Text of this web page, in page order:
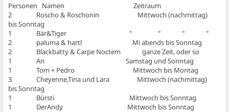
Personen Namen Zeitraum
2 Roscho & Roschonin Mittwoch (nachmittag)
bis Sonntag
1 Bär&Tiger " " " "
2 paluma & hartl Mi abends bis Sonntag
2 Blackbatty & Carpe Noctem ganze Zeit, oder so
1 Ari Samstag und Sonntag
1 Tom + Pedro Mittwoch bis Montag
3 Cheyenne,Tina und Lara Mittwoch (nachmittag)
bis Sonntag
1 Bürsti Mittwoch bis Sonntag
1 DerAndy Mittwoch bis Sonntag